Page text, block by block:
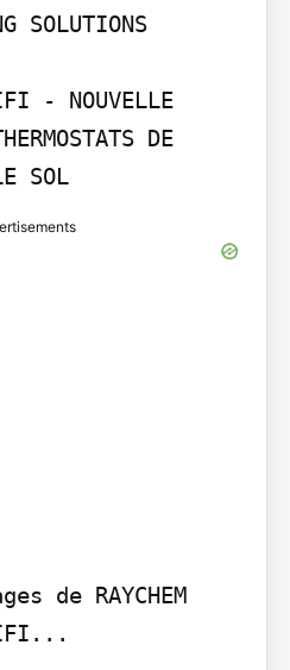
SOLUTIONS
- NOUVELLE
DE
SOL
de RAYCHEM